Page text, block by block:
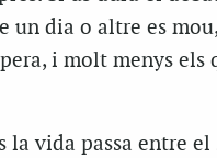
un dia o altre es
i molt menys els
la vida passa entre